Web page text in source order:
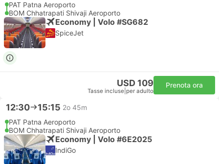
PAT Patna Aeroporto
BOM Chhatrapati Shivaji Aeroporto
Economy | Volo #SG682
SpiceJet
USD 109
Tasse incluse per adulto
Prenota ora
12:30 15:15 2o 45m
PAT Patna Aeroporto
BOM Chhatrapati Shivaji Aeroporto
Economy | Volo #6E2025
IndiGo